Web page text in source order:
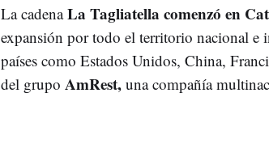
La cadenaLa Tagliatella comenzó en
expansión por todo el territorio nacional e
países como Estados Unidos, China,
del grupo AmRest,una compañía